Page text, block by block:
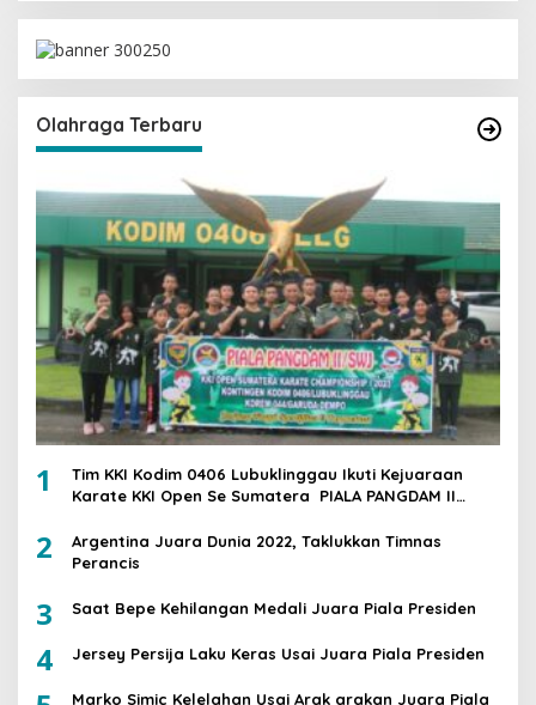
Olahraga Terbaru
1
Tim KKI Kodim 0406 Lubuklinggau Ikuti Kejuaraan
Karate KKI Open Se Sumatera PIALA PANGDAM II
2
Argentina Juara Dunia 2022, Taklukkan Timnas
Perancis
3 Saat Bepe Kehilangan Medali Juara Piala Presiden
4 Jersey Persija Laku Keras Usai Juara Piala Presiden
Marko Simic Kelelahan Usai Arak arakan Juara Piala